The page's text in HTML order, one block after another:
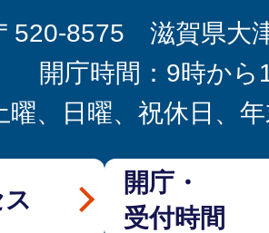
520-8575 滋賀県大
開庁時間：9時から
曜、日曜、祝休日、
開庁・
受付時間